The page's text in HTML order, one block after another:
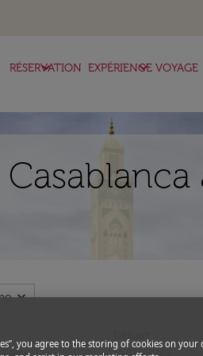
RÉSERVATION
keyboard_arrow_down EXPÉRIENCE VOYAGE
keyboard_arrow_down
expand_more
close
fc-booking-
15/08/2026
you agree to the storing of cookies on your